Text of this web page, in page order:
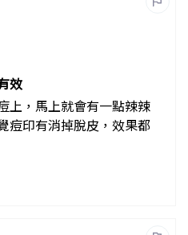
效
上，馬上就會有一點辣辣
痘印有消掉脫皮，效果都